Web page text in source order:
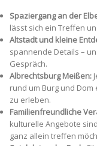
Spaziergang an der
lässt sich ein Treffen
Altstadt und kleine
spannende Details –
Gespräch.
Albrechtsburg Meißen:
rund um Burg und
zu erleben.
Familienfreundliche
kulturelle Angebote
ganz allein treffen